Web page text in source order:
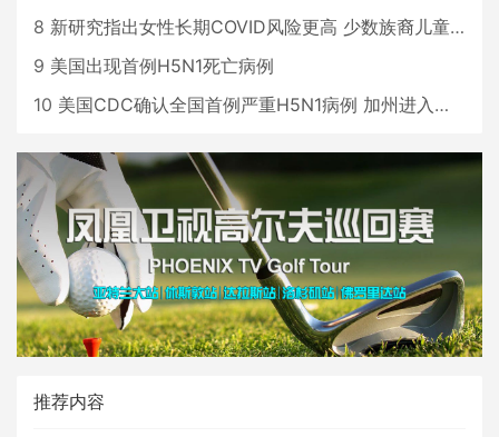
8 新研究指出女性长期COVID风险更高 少数族裔儿童存在差异
9 美国出现首例H5N1死亡病例
10 美国CDC确认全国首例严重H5N1病例 加州进入紧急状态
推荐内容